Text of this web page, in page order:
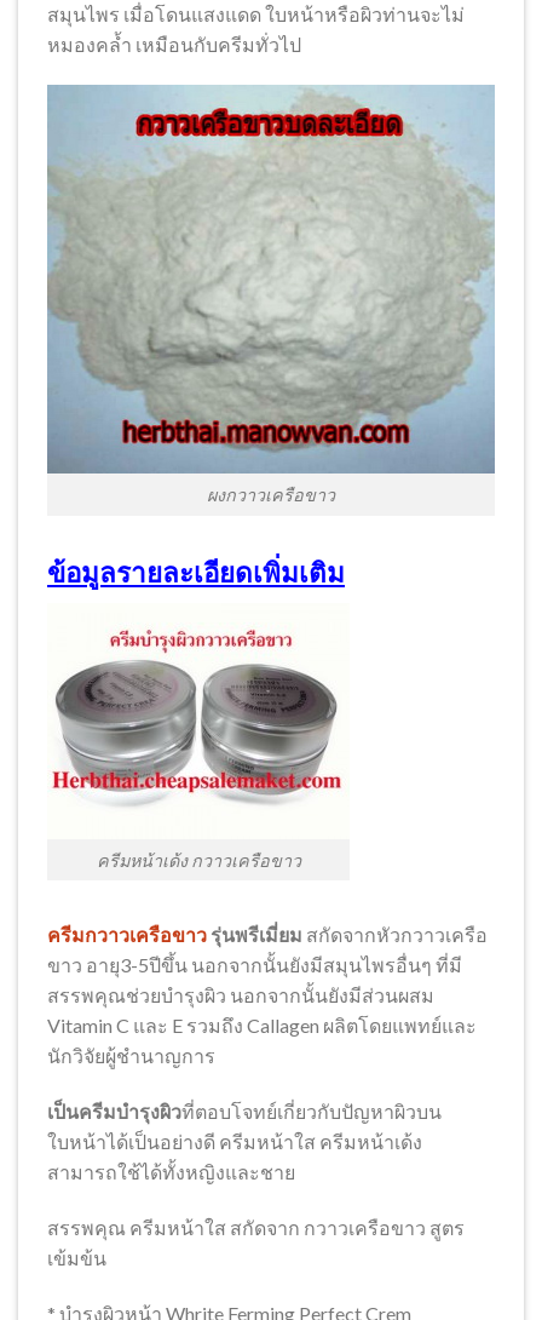
สมุนไพร เมื่อโดนแสงแดด ใบหน้าหรือผิวท่านจะไม่
หมองคล้ำ เหมือนกับครีมทั่วไป
ผงกวาวเครือขาว
ข้อมูลรายละเอียดเพิ่มเติม
ครีมหน้าเด้ง กวาวเครือขาว
ครีมกวาวเครือขาว รุ่นพรีเมี่ยม สกัดจากหัวกวาวเครือ
ขาว อายุ3-5ปีขึ้น นอกจากนั้นยังมีสมุนไพรอื่นๆ ที่มี
สรรพคุณช่วยบำรุงผิว นอกจากนั้นยังมีส่วนผสม
Vitamin C และ E รวมถึง Callagen ผลิตโดยแพทย์และ
นักวิจัยผู้ชำนาญการ
เป็นครีมบำรุงผิวที่ตอบโจทย์เกี่ยวกับปัญหาผิวบน
ใบหน้าได้เป็นอย่างดี ครีมหน้าใส ครีมหน้าเด้ง
สามารถใช้ได้ทั้งหญิงและชาย
สรรพคุณ ครีมหน้าใส สกัดจาก กวาวเครือขาว สูตร
เข้มข้น
* บำรุงผิวหน้า Whrite Ferming Perfect Crem